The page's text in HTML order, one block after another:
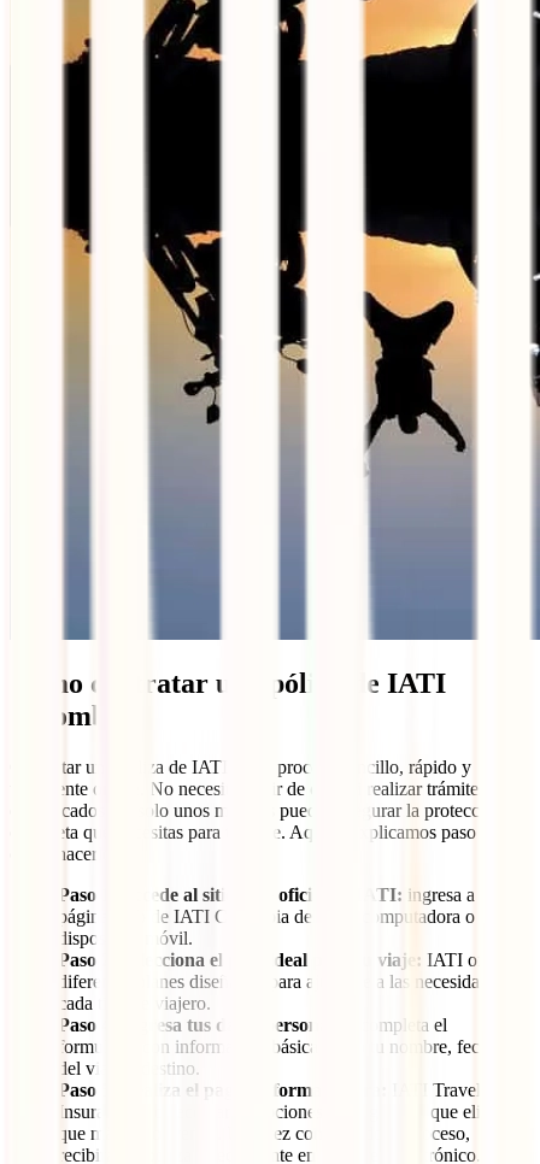
Cómo contratar una póliza de IATI
Colombia
Contratar una póliza de IATI es un proceso sencillo, rápido y
totalmente online. No necesitas salir de casa ni realizar trámites
complicados: en solo unos minutos puedes asegurar la protección
completa que necesitas para tu viaje. Aquí te explicamos paso a paso
cómo hacerlo:
Paso 1. Accede al sitio web oficial de IATI: ingresa a la
página web de IATI Colombia desde tu computadora o
dispositivo móvil.
Paso 2. Selecciona el plan ideal para tu viaje: IATI ofrece
diferentes planes diseñados para ajustarse a las necesidades de
cada tipo de viajero.
Paso 4. Ingresa tus datos personales:
completa el
formulario con información básica como tu nombre, fechas
del viaje y destino.
Paso 5. Realiza el pago de forma segura:
IATI Travel
Insurance te ofrece varias opciones de pago para que elijas la
que más te convenga. Una vez completado el proceso,
recibirás tu póliza directamente en tu correo electrónico.